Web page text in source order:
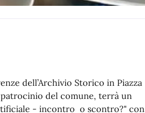
dell’Archivio Storico in Piazza
del comune, terrà un
- incontro o scontro?" con